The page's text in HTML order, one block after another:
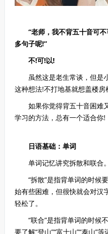
“老师，我不背五十音可不
多句子呢!”
不!可!以!
虽然这是老生常谈，但是
这种想法!不打地基就想盖楼房
如果你觉得背五十音困难
学习的方法，总有一个适合你!
日语基础：单词
单词记忆讲究拆散和联合。
“拆散”是指背单词的时候
始有些困难，但很快就会对汉
轻松了。
“联合”是指背单词的时候不
要了解“登山”“富士山”“泰山”